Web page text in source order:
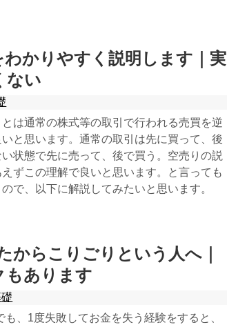
かりやすく説明します｜実
ない
は通常の株式等の取引で行われる売買を逆
と思います。通常の取引は先に買って、後
状態で先に売って、後で買う。空売りの説
ずこの理解で良いと思います。と言っても
で、以下に解説してみたいと思います。
からこりごりという人へ｜
もあります
、1度失敗してお金を失う経験をすると、